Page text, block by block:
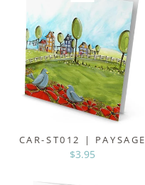
CAR-ST012 | PAYSAGE
$3.95